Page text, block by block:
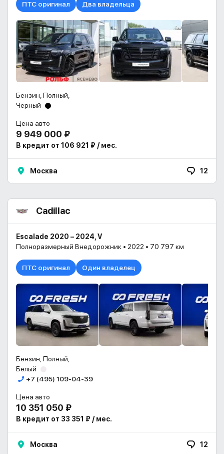
ПТС оригинал Два владельца
Бензин, Полный,
Чёрный
Цена авто
9 949 000 ₽
В кредит от 106 921 ₽ / мес.
Москва 12
Cadillac
Escalade 2020 – 2024, V
Полноразмерный Внедорожник • 2022 • 70 797 км
ПТС оригинал Один владелец
Бензин, Полный,
Белый
+7 (495) 109-04-39
Цена авто
10 351 050 ₽
В кредит от 33 351 ₽ / мес.
Москва 12